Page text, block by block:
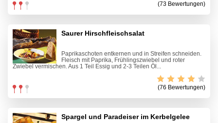
(73 Bewertungen)
Saurer Hirschfleischsalat
Paprikaschoten entkernen und in Streifen schneiden.
Fleisch mit Paprika, Frühlingszwiebel und roter
Zwiebel vermischen. Aus 1 Teil Essig und 2-3 Teilen Öl...
(76 Bewertungen)
Spargel und Paradeiser im Kerbelgelee